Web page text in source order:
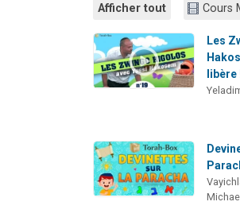
Afficher tout Cours
Les
libère